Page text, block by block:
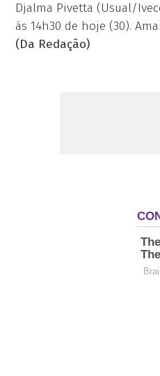
Djalma Pivetta (Usual/
às 14h30 de hoje (30).
(Da Redação)